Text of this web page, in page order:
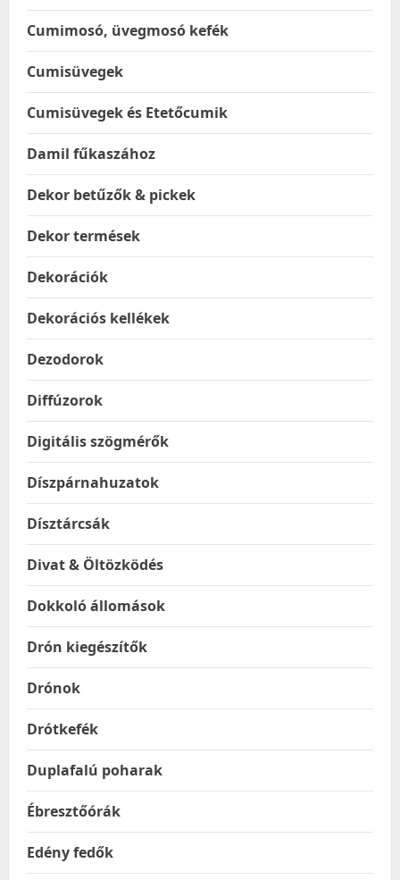
Cumimosó, üvegmosó kefék
Cumisüvegek
Cumisüvegek és Etetőcumik
Damil fűkaszához
Dekor betűzők & pickek
Dekor termések
Dekorációk
Dekorációs kellékek
Dezodorok
Diffúzorok
Digitális szögmérők
Díszpárnahuzatok
Dísztárcsák
Divat & Öltözködés
Dokkoló állomások
Drón kiegészítők
Drónok
Drótkefék
Duplafalú poharak
Ébresztőórák
Edény fedők